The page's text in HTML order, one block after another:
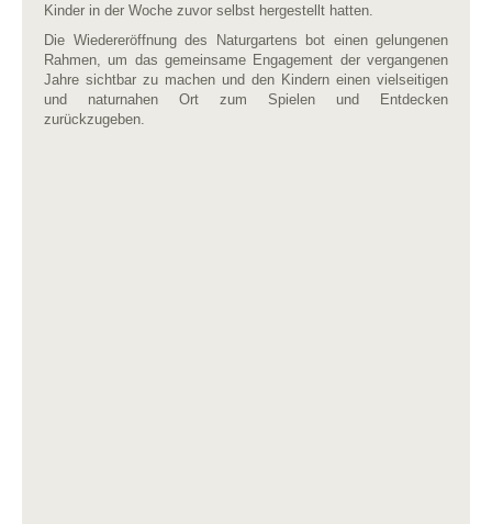
Kinder in der Woche zuvor selbst hergestellt hatten.
Die Wiedereröffnung des Naturgartens bot einen gelungenen
Rahmen, um das gemeinsame Engagement der vergangenen
Jahre sichtbar zu machen und den Kindern einen vielseitigen
und naturnahen Ort zum Spielen und Entdecken
zurückzugeben.